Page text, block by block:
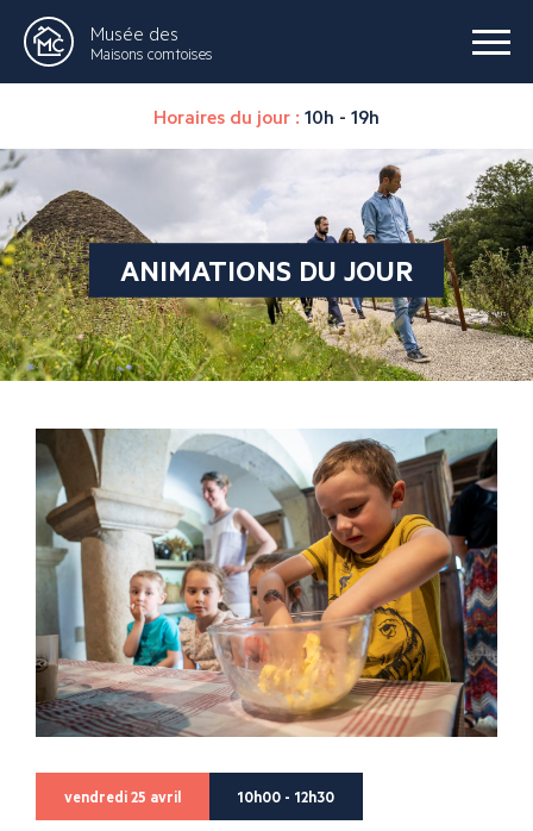
Musée des
Maisons comtoises
Horaires du jour : 10h - 19h
ANIMATIONS DU JOUR
vendredi 25 avril 10h00 - 12h30